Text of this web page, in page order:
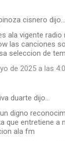
cisnero dijo…
ala vigente
las canciones
seleccion de
de 2025 a las
duarte dijo…
digno
que entretiene a
ala fm